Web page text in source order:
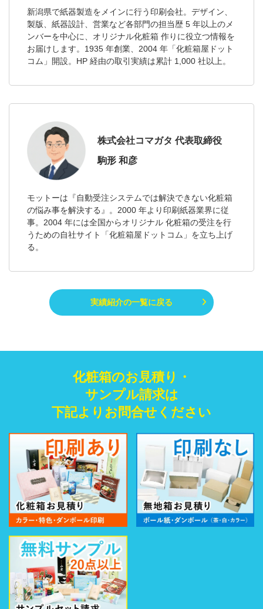
新潟県で紙器製造をメインに行う印刷会社。デザイン、
製版、紙器設計、営業など各部門の担当歴 5 年以上のメ
ンバーを中心に、オリジナル化粧箱 作りに役立つ情報を
お届けします。1935 年創業、2004 年「化粧箱屋ドット
コム」開設。HP 経由の取引実績は累計 1,000 社以上。
株式会社コマガタ 代表取締役
駒形 和彦
モットーは『自動受注システムでは解決できない化粧箱
の悩み事を解決する』。2000 年より印刷紙器業界に従
事。2004 年には全国からオリジナル 化粧箱の受注を行
うための自社サイト「化粧箱屋ドットコム」を立ち上げ
る。
実績紹介の一覧に戻る
化粧箱のお見積り・
サンプル請求は
下記よりお問合せください